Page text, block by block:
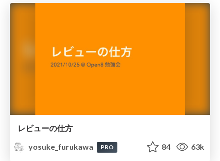
レビューの仕方
yosuke_furukawa
PRO 84 63k